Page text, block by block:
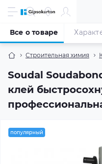
Строительная химия
Soudal
клей
Все о товаре
популярный